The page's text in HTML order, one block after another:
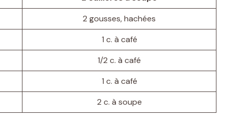
2 gousses, hachées
1 c. à café
1/2 c. à café
1 c. à café
2 c. à soupe